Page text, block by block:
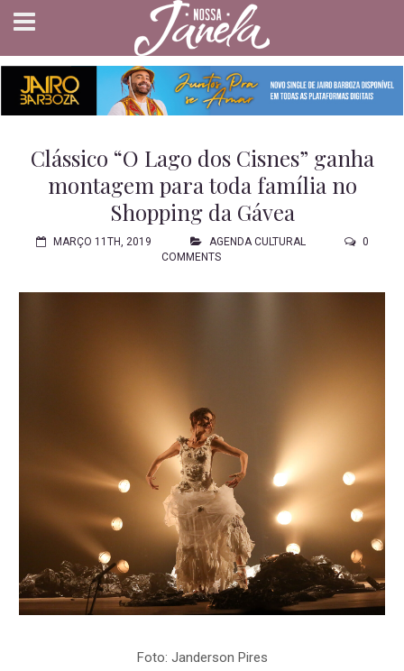
Clássico “O Lago dos Cisnes” ganha
montagem para toda família no
Shopping da Gávea
MARÇO 11TH, 2019 AGENDA CULTURAL
0
COMMENTS
Foto: Janderson Pires